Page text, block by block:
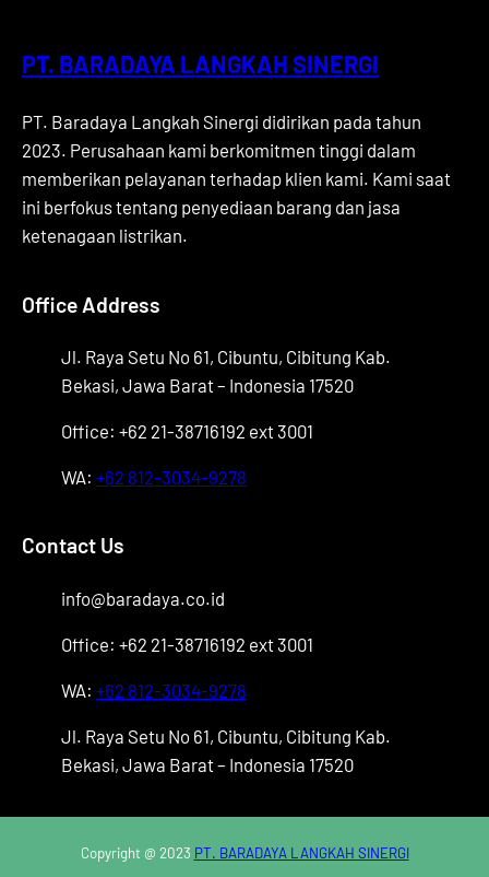
PT. BARADAYA LANGKAH SINERGI
PT. Baradaya Langkah Sinergi didirikan pada tahun
2023. Perusahaan kami berkomitmen tinggi dalam
memberikan pelayanan terhadap klien kami. Kami saat
ini berfokus tentang penyediaan barang dan jasa
ketenagaan listrikan.
Office Address
Jl. Raya Setu No 61, Cibuntu, Cibitung Kab.
Bekasi, Jawa Barat – Indonesia 17520
Office: +62 21-38716192 ext 3001
WA: +62 812-3034-9278
Contact Us
info@baradaya.co.id
Office: +62 21-38716192 ext 3001
WA: +62 812-3034-9278
Jl. Raya Setu No 61, Cibuntu, Cibitung Kab.
Bekasi, Jawa Barat – Indonesia 17520
Copyright @ 2023 PT. BARADAYA LANGKAH SINERGI